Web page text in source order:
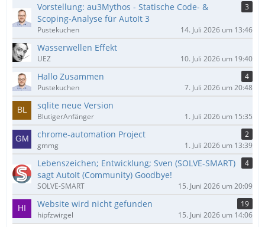
Vorstellung: au3Mythos - Statische Code- &
Scoping-Analyse für AutoIt 3
3
Pustekuchen 14. Juli 2026 um 13:46
Wasserwellen Effekt
UEZ 10. Juli 2026 um 19:40
Hallo Zusammen
4
Pustekuchen
7. Juli 2026 um 20:48
sqlite neue Version
BlutigerAnfänger 1. Juli 2026 um 15:35
chrome-automation Project
2
gmmg
1. Juli 2026 um 13:39
Lebenszeichen; Entwicklung; Sven (SOLVE-SMART)
sagt AutoIt (Community) Goodbye!
4
SOLVE-SMART 15. Juni 2026 um 20:09
Website wird nicht gefunden
19
hipfzwirgel
15. Juni 2026 um 14:06